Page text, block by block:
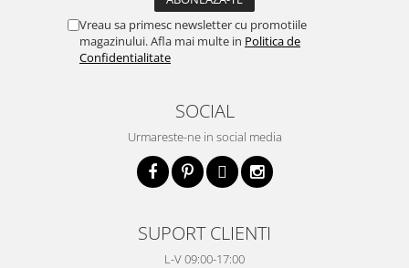
Vreau sa primesc newsletter cu promotiile
magazinului. Afla mai multe in Politica de
Confidentialitate
SOCIAL
Urmareste-ne in social media
SUPORT CLIENTI
L-V 09:00-17:00